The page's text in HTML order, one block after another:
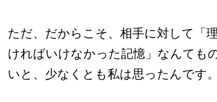
ただ、だからこそ、相手に対して「
ければいけなかった記憶」なんても
いと、少なくとも私は思ったんです